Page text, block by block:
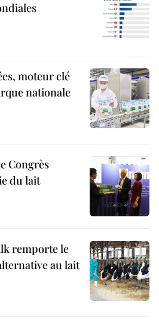
moteur clé
nationale
Congrès
du lait
remporte le
au lait